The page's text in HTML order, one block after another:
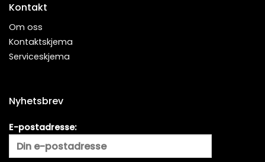
Kontakt
Om oss
Kontaktskjema
Serviceskjema
Nyhetsbrev
E-postadresse: